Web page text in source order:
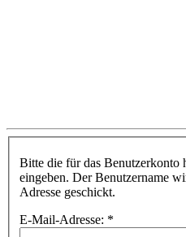
Bitte die für das Benutzerkonto
eingeben. Der Benutzername
Adresse geschickt.
E-Mail-Adresse: *